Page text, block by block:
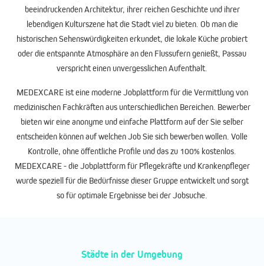
beeindruckenden Architektur, ihrer reichen Geschichte und ihrer
lebendigen Kulturszene hat die Stadt viel zu bieten. Ob man die
historischen Sehenswürdigkeiten erkundet, die lokale Küche probiert
oder die entspannte Atmosphäre an den Flussufern genießt, Passau
verspricht einen unvergesslichen Aufenthalt.
MEDEXCARE ist eine moderne Jobplattform für die Vermittlung von
medizinischen Fachkräften aus unterschiedlichen Bereichen. Bewerber
bieten wir eine anonyme und einfache Plattform auf der Sie selber
entscheiden können auf welchen Job Sie sich bewerben wollen. Volle
Kontrolle, ohne öffentliche Profile und das zu 100% kostenlos.
MEDEXCARE - die Jobplattform für Pflegekräfte und Krankenpfleger
wurde speziell für die Bedürfnisse dieser Gruppe entwickelt und sorgt
so für optimale Ergebnisse bei der Jobsuche.
Städte in der Umgebung